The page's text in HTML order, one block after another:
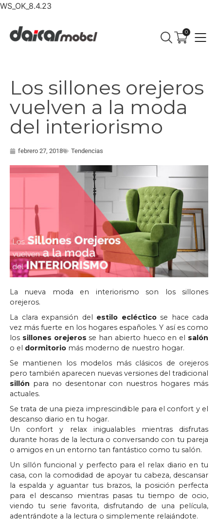
WS_OK_8.4.23
0
Los sillones orejeros
vuelven a la moda
del interiorismo
febrero 27, 2018 Tendencias
La nueva moda en interiorismo son los sillones
orejeros.
La clara expansión del estilo eclécticose hace cada
vez más fuerte en los hogares españoles. Y así es como
los sillones orejeros se han abierto hueco en el salón
o el dormitorio más moderno de nuestro hogar.
Se mantienen los modelos más clásicos de orejeros
pero también aparecen nuevas versiones del tradicional
sillón para no desentonar con nuestros hogares más
actuales.
Se trata de una pieza imprescindible para el confort y el
descanso diario en tu hogar.
Un confort y relax inigualables mientras disfrutas
durante horas de la lectura o conversando con tu pareja
o amigos en un entorno tan fantástico como tu salón.
Un sillón funcional y perfecto para el relax diario en tu
casa, con la comodidad de apoyar tu cabeza, descansar
la espalda y aguantar tus brazos, la posición perfecta
para el descanso mientras pasas tu tiempo de ocio,
viendo tu serie favorita, disfrutando de una película,
adentrándote a la lectura o simplemente relajándote.